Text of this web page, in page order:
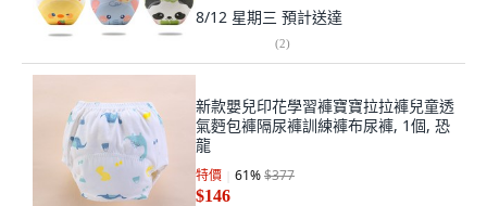
8/12 星期三 預計送達
(2)
新款嬰兒印花學習褲寶寶拉拉褲兒童透
氣麪包褲隔尿褲訓練褲布尿褲, 1個, 恐
龍
特價 61%$377
$146